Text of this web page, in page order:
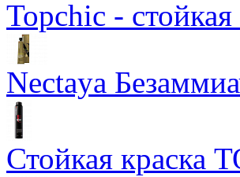
Topchic -
Nectaya
Стойкая краска